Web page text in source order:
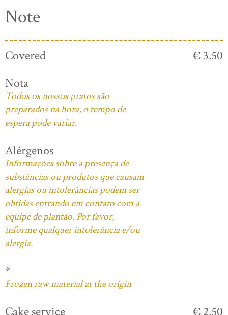
Note
Covered
€ 3.50
Nota
Todos os nossos pratos são
preparados na hora, o tempo de
espera pode variar.
Alérgenos
Informações sobre a presença de
substâncias ou produtos que causam
alergias ou intolerâncias podem ser
obtidas entrando em contato com a
equipe de plantão. Por favor,
informe qualquer intolerância e/ou
alergia.
*
Frozen raw material at the origin